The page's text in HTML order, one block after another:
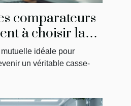
comparateurs
à choisir la
pour
idéale pour
un véritable casse-